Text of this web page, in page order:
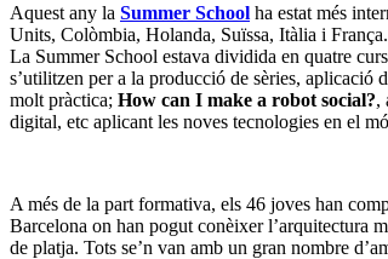
Aquest any la Summer School ha estat més
Units, Colòmbia, Holanda, Suïssa, Itàlia i
La Summer School estava dividida en quatre
s’utilitzen per a la producció de sèries,
molt pràctica; How can I make a robot social?,
digital, etc aplicant les noves tecnologies en el
A més de la part formativa, els 46 joves han
Barcelona on han pogut conèixer l’arquitectura
de platja. Tots se’n van amb un gran nombre